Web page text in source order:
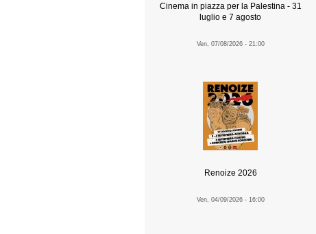
Cinema in piazza per la Palestina - 31
luglio e 7 agosto
Ven, 07/08/2026 - 21:00
Renoize 2026
Ven, 04/09/2026 - 16:00